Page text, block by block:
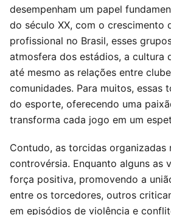
desempenham um papel
do século XX, com o crescimento
profissional no Brasil, esses
atmosfera dos estádios, a cultura
até mesmo as relações entre
comunidades. Para muitos, essas
do esporte, oferecendo uma
transforma cada jogo em um
Contudo, as torcidas organizadas
controvérsia. Enquanto alguns as
força positiva, promovendo a
entre os torcedores, outros
em episódios de violência e